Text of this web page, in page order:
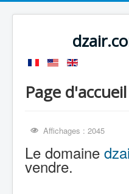
Page d'accueil
Affichages : 2045
Le domaine
vendre.